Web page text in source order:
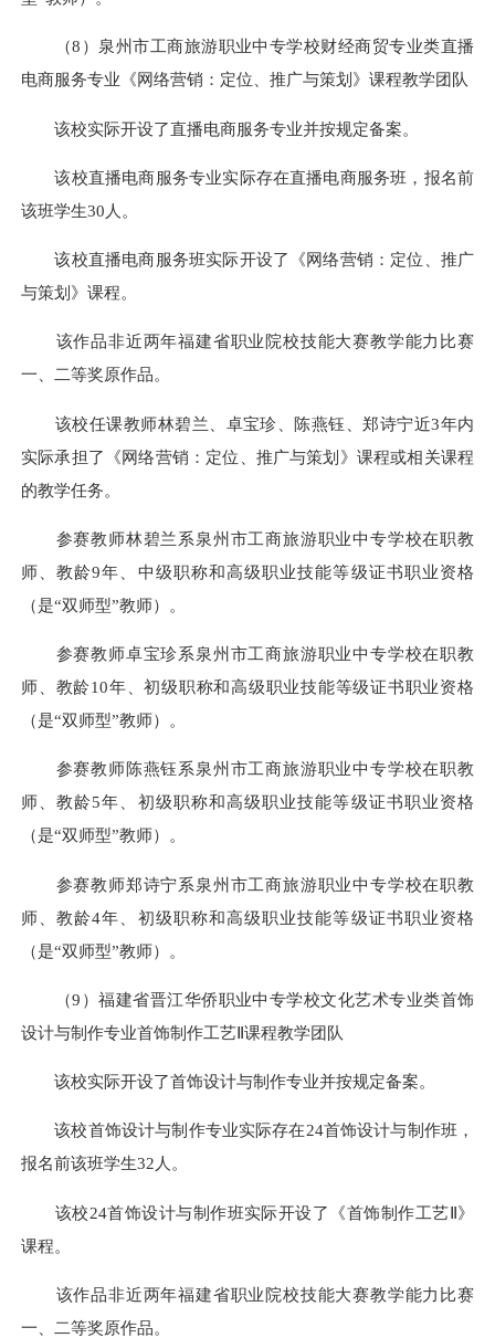
（8）泉州市工商旅游职业中专学校财经商贸专业类直播
电商服务专业《网络营销：定位、推广与策划》课程教学团队
该校实际开设了直播电商服务专业并按规定备案。
该校直播电商服务专业实际存在直播电商服务班，报名前
该班学生30人。
该校直播电商服务班实际开设了《网络营销：定位、推广
与策划》课程。
该作品非近两年福建省职业院校技能大赛教学能力比赛
一、二等奖原作品。
该校任课教师林碧兰、卓宝珍、陈燕钰、郑诗宁近3年内
实际承担了《网络营销：定位、推广与策划》课程或相关课程
的教学任务。
参赛教师林碧兰系泉州市工商旅游职业中专学校在职教
师、教龄9年、中级职称和高级职业技能等级证书职业资格
（是“双师型”教师）。
参赛教师卓宝珍系泉州市工商旅游职业中专学校在职教
师、教龄10年、初级职称和高级职业技能等级证书职业资格
（是“双师型”教师）。
参赛教师陈燕钰系泉州市工商旅游职业中专学校在职教
师、教龄5年、初级职称和高级职业技能等级证书职业资格
（是“双师型”教师）。
参赛教师郑诗宁系泉州市工商旅游职业中专学校在职教
师、教龄4年、初级职称和高级职业技能等级证书职业资格
（是“双师型”教师）。
（9）福建省晋江华侨职业中专学校文化艺术专业类首饰
设计与制作专业首饰制作工艺Ⅱ课程教学团队
该校实际开设了首饰设计与制作专业并按规定备案。
该校首饰设计与制作专业实际存在24首饰设计与制作班，
报名前该班学生32人。
该校24首饰设计与制作班实际开设了《首饰制作工艺Ⅱ》
课程。
该作品非近两年福建省职业院校技能大赛教学能力比赛
一、二等奖原作品。